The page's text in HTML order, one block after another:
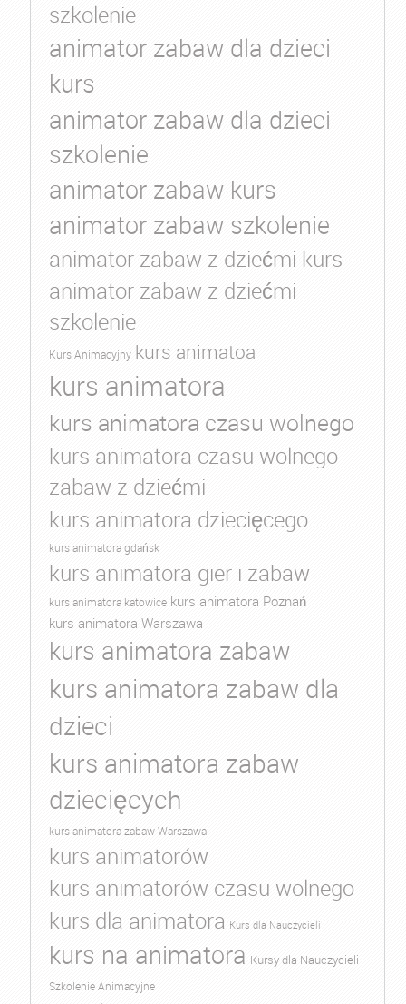
szkolenie
animator zabaw dla dzieci
kurs
animator zabaw dla dzieci
szkolenie
animator zabaw kurs
animator zabaw szkolenie
animator zabaw z dziećmi kurs
animator zabaw z dziećmi
szkolenie
Kurs Animacyjny kurs animatoa
kurs animatora
kurs animatora czasu wolnego
kurs animatora czasu wolnego
zabaw z dziećmi
kurs animatora dziecięcego
kurs animatora gdańsk
kurs animatora gier i zabaw
kurs animatora katowice kurs animatora Poznań
kurs animatora Warszawa
kurs animatora zabaw
kurs animatora zabaw dla
dzieci
kurs animatora zabaw
dziecięcych
kurs animatora zabaw Warszawa
kurs animatorów
kurs animatorów czasu wolnego
kurs dla animatora Kurs dla Nauczycieli
kurs na animatora Kursy dla Nauczycieli
Szkolenie Animacyjne